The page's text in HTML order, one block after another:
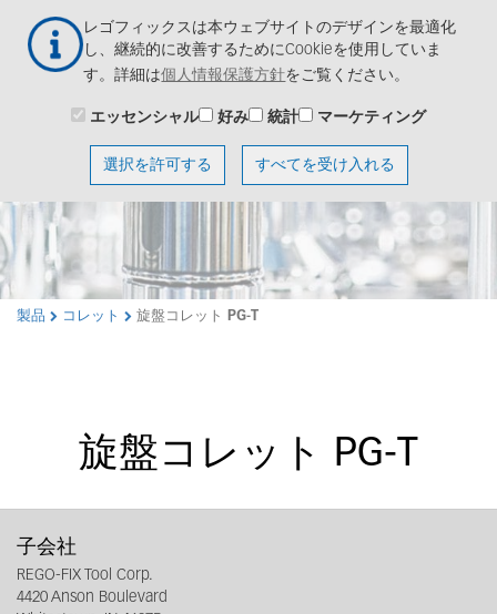
レゴフィックスは本ウェブサイトのデザインを最適化
し、継続的に改善するためにCookieを使用していま
す。詳細は個人情報保護方針をご覧ください。
エッセンシャル 好み 統計 マーケティング
選択を許可する すべてを受け入れる
移
動
製品 コレット 旋盤コレット PG-T
旋盤コレット PG-T
子会社
REGO-FIX Tool Corp.
4420 Anson Boulevard